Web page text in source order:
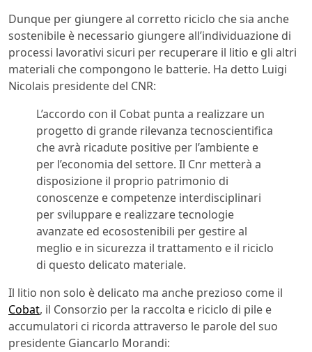
Dunque per giungere al corretto riciclo che sia anche
sostenibile è necessario giungere all’individuazione di
processi lavorativi sicuri per recuperare il litio e gli altri
materiali che compongono le batterie. Ha detto Luigi
Nicolais presidente del CNR:
L’accordo con il Cobat punta a realizzare un
progetto di grande rilevanza tecnoscientifica
che avrà ricadute positive per l’ambiente e
per l’economia del settore. Il Cnr metterà a
disposizione il proprio patrimonio di
conoscenze e competenze interdisciplinari
per sviluppare e realizzare tecnologie
avanzate ed ecosostenibili per gestire al
meglio e in sicurezza il trattamento e il riciclo
di questo delicato materiale.
Il litio non solo è delicato ma anche prezioso come il
Cobat, il Consorzio per la raccolta e riciclo di pile e
accumulatori ci ricorda attraverso le parole del suo
presidente Giancarlo Morandi: